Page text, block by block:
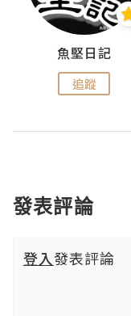
魚堅日記
追蹤
發表評論
登入發表評論